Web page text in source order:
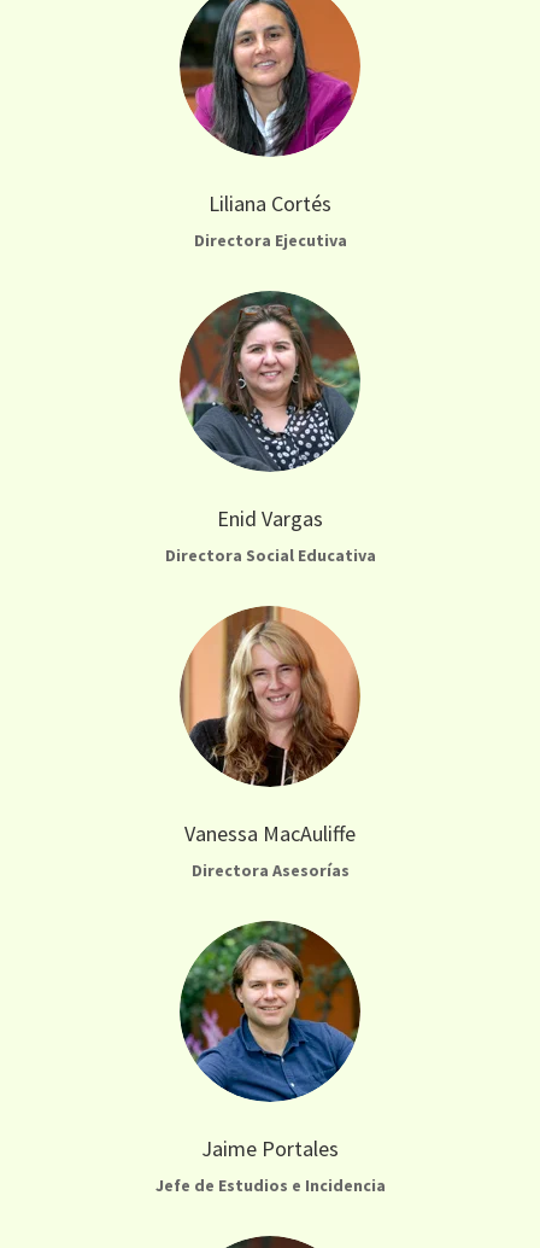
Liliana Cortés
Directora Ejecutiva
Enid Vargas
Directora Social Educativa
Vanessa MacAuliffe
Directora Asesorías
Jaime Portales
Jefe de Estudios e Incidencia